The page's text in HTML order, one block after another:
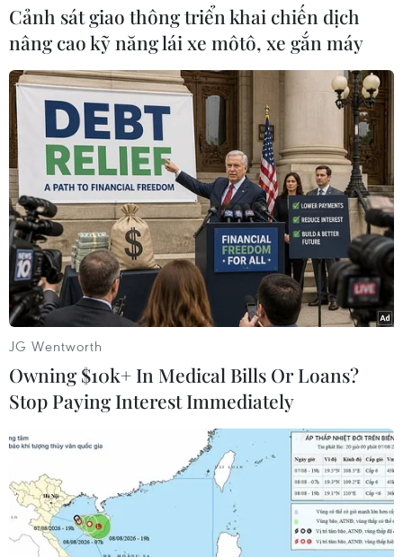
(Viietnam+)
#Chiến sự tại Syria
#IS tái chiếm Palmyra
#Di sản thế giới
#Quân chính phủ
Theo dõi VietnamPlus
Cảnh sát giao thông triển khai chiến dịch
nâng cao kỹ năng lái xe môtô, xe gắn máy
JG Wentworth
Owning $10k+ In Medical Bills Or Loans?
Stop Paying Interest Immediately